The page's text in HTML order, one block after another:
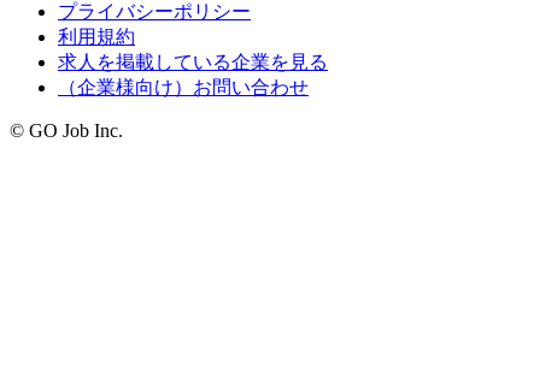
プライバシーポリシー
利用規約
求人を掲載している企業を見る
（企業様向け）お問い合わせ
© GO Job Inc.